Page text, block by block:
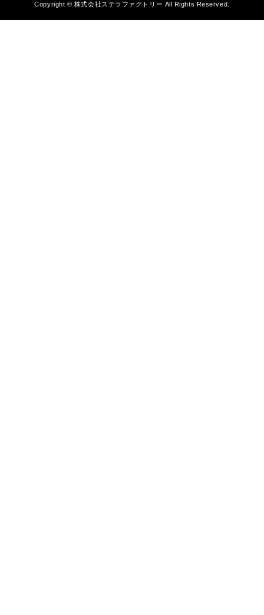
Copyright © 株式会社ステラファクトリー All Rights Reserved.